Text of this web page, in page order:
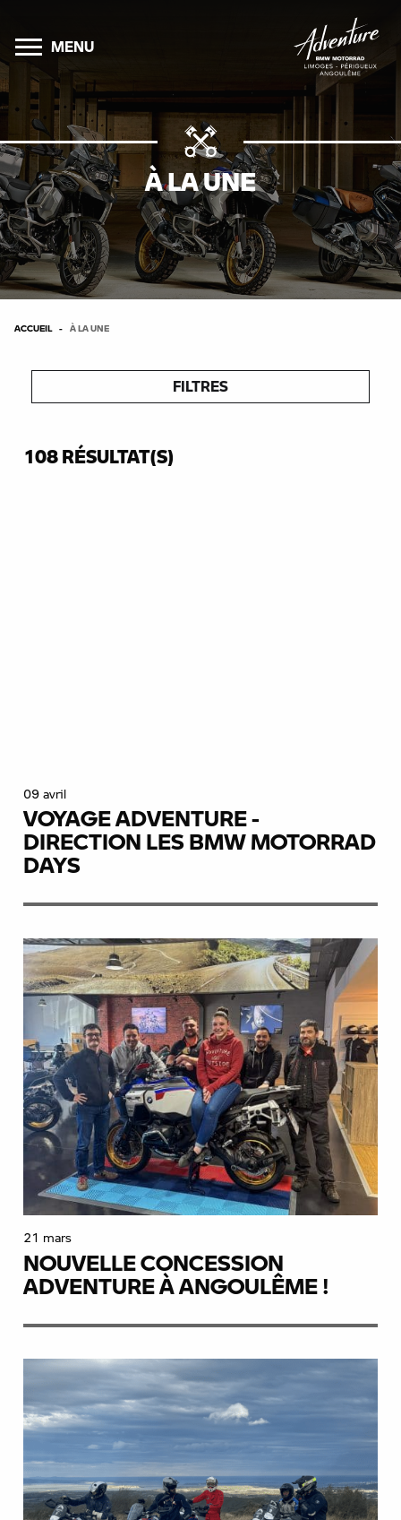
MENU
À LA UNE
ACCUEIL À LA UNE
108 RÉSULTAT(S)
09 avril
VOYAGE ADVENTURE -
DIRECTION LES BMW MOTORRAD
DAYS
21 mars
NOUVELLE CONCESSION
ADVENTURE À ANGOULÊME !
FILTRES